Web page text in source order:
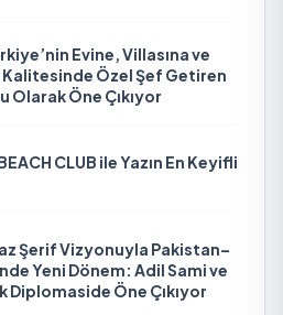
Evine, Villasına ve
Kalitesinde Özel Şef Getiren
Öne Çıkıyor
CLUB ile Yazın En Keyifli
Şerif Vizyonuyla Pakistan–
Yeni Dönem: Adil Sami ve
Diplomaside Öne Çıkıyor